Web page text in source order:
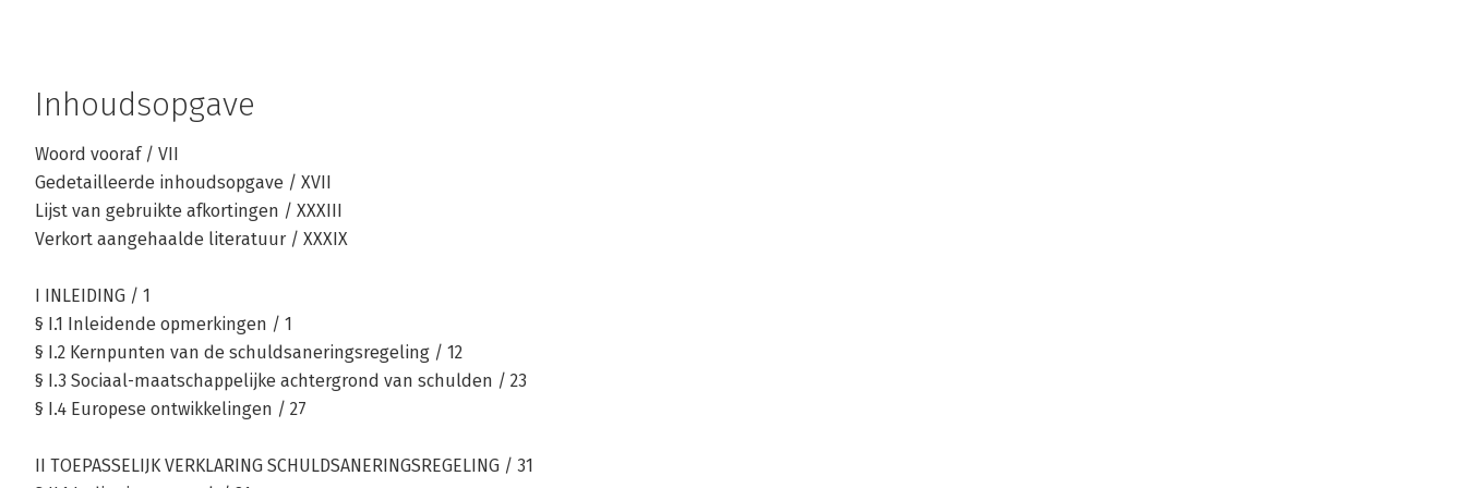
Inhoudsopgave
Woord vooraf / VII
Gedetailleerde inhoudsopgave / XVII
Lijst van gebruikte afkortingen / XXXIII
Verkort aangehaalde literatuur / XXXIX
I INLEIDING / 1
§ I.1 Inleidende opmerkingen / 1
§ I.2 Kernpunten van de schuldsaneringsregeling / 12
§ I.3 Sociaal-maatschappelijke achtergrond van schulden / 23
§ I.4 Europese ontwikkelingen / 27
II TOEPASSELIJK VERKLARING SCHULDSANERINGSREGELING / 31